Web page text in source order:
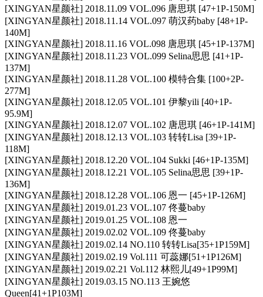
[XINGYAN星颜社] 2018.11.09 VOL.096 唐思琪 [47+1P-150M]
[XINGYAN星颜社] 2018.11.14 VOL.097 萌汉药baby [48+1P-
140M]
[XINGYAN星颜社] 2018.11.16 VOL.098 唐思琪 [45+1P-137M]
[XINGYAN星颜社] 2018.11.23 VOL.099 Selina思思 [41+1P-
137M]
[XINGYAN星颜社] 2018.11.28 VOL.100 模特合集 [100+2P-
277M]
[XINGYAN星颜社] 2018.12.05 VOL.101 伊黎yili [40+1P-
95.9M]
[XINGYAN星颜社] 2018.12.07 VOL.102 唐思琪 [46+1P-141M]
[XINGYAN星颜社] 2018.12.13 VOL.103 转转Lisa [39+1P-
118M]
[XINGYAN星颜社] 2018.12.20 VOL.104 Sukki [46+1P-135M]
[XINGYAN星颜社] 2018.12.21 VOL.105 Selina思思 [39+1P-
136M]
[XINGYAN星颜社] 2018.12.28 VOL.106 恩一 [45+1P-126M]
[XINGYAN星颜社] 2019.01.23 VOL.107 佟蔓baby
[XINGYAN星颜社] 2019.01.25 VOL.108 恩一
[XINGYAN星颜社] 2019.02.02 VOL.109 佟蔓baby
[XINGYAN星颜社] 2019.02.14 NO.110 转转Lisa[35+1P159M]
[XINGYAN星颜社] 2019.02.19 Vol.111 可蕊娜[51+1P126M]
[XINGYAN星颜社] 2019.02.21 Vol.112 林熙儿[49+1P99M]
[XINGYAN星颜社] 2019.03.15 NO.113 王婉悠
Queen[41+1P103M]